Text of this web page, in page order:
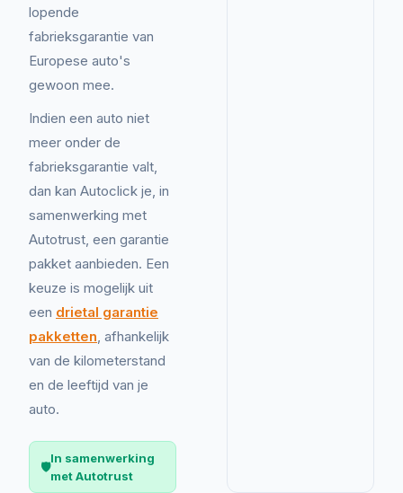
lopende
fabrieksgarantie van
Europese auto's
gewoon mee.
Indien een auto niet
meer onder de
fabrieksgarantie valt,
dan kan Autoclick je, in
samenwerking met
Autotrust, een garantie
pakket aanbieden. Een
keuze is mogelijk uit
een drietal garantie
pakketten, afhankelijk
van de kilometerstand
en de leeftijd van je
auto.
🛡️
In samenwerking
met Autotrust